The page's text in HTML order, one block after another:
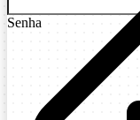
Senha